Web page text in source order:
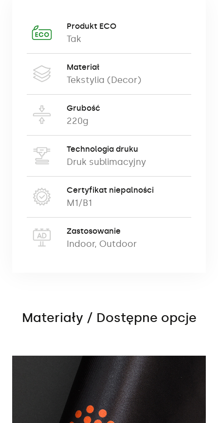
Produkt ECO
Tak
Materiał
Tekstylia (Decor)
Grubość
220g
Technologia druku
Druk sublimacyjny
Certyfikat niepalności
M1/B1
Zastosowanie
Indoor, Outdoor
Materiały / Dostępne opcje